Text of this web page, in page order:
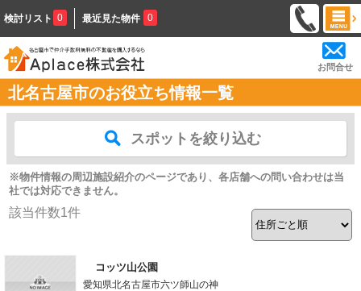
検討リスト 0 最近見た物件 0
お問合せ
北名古屋市のお役立ち情報一覧
スポットを絞り込む
※物件情報の周辺施設紹介のページであり、各店舗への問い合わせは当
社では対応できません。
該当件数1件
コッツ山公園
愛知県北名古屋市六ツ師山の神